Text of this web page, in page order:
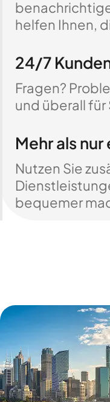
helfen Ihnen,
24/7
Fragen?
und überall für
Mehr als nur
Nutzen Sie
bequemer